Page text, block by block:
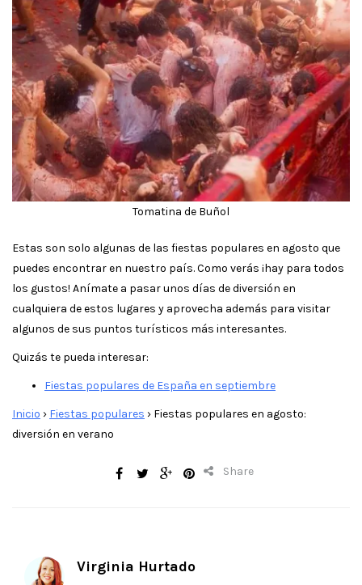
Tomatina de Buñol
Estas son solo algunas de las fiestas populares en agosto que
puedes encontrar en nuestro país. Como verás ¡hay para todos
los gustos! Anímate a pasar unos días de diversión en
cualquiera de estos lugares y aprovecha además para visitar
algunos de sus puntos turísticos más interesantes.
Quizás te pueda interesar:
Fiestas populares de España en septiembre
Inicio › Fiestas populares › Fiestas populares en agosto:
diversión en verano
Share
Virginia Hurtado